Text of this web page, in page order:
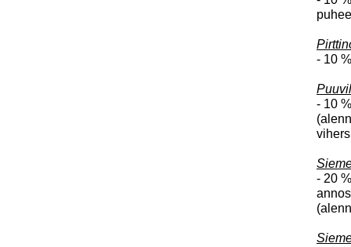
- 10
- 10
- 20